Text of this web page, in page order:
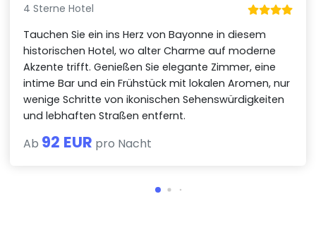
4 Sterne Hotel
Tauchen Sie ein ins Herz von Bayonne in diesem
historischen Hotel, wo alter Charme auf moderne
Akzente trifft. Genießen Sie elegante Zimmer, eine
intime Bar und ein Frühstück mit lokalen Aromen, nur
wenige Schritte von ikonischen Sehenswürdigkeiten
und lebhaften Straßen entfernt.
Ab 92 EUR pro Nacht